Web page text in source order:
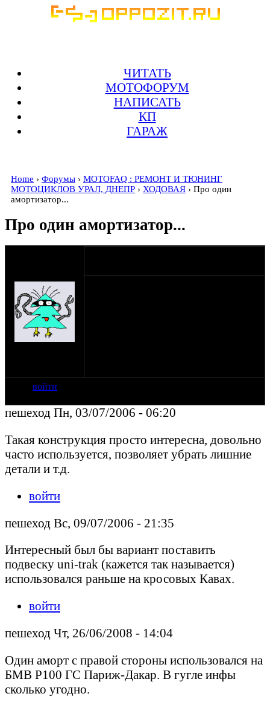
ЧИТАТЬ
МОТОФОРУМ
НАПИСАТЬ
КП
ГАРАЖ
Home › Форумы › MOTOFAQ : РЕМОНТ И ТЮНИНГ
МОТОЦИКЛОВ УРАЛ, ДНЕПР › ХОДОВАЯ › Про один
амортизатор...
Про один амортизатор...
войти
пешеход Пн, 03/07/2006 - 06:20
Такая конструкция просто интересна, довольно
часто используется, позволяет убрать лишние
детали и т.д.
войти
пешеход Вс, 09/07/2006 - 21:35
Интересный был бы вариант поставить
подвеску uni-trak (кажется так называется)
использовался раньше на кросовых Кавах.
войти
пешеход Чт, 26/06/2008 - 14:04
Один аморт с правой стороны использовался на
БМВ Р100 ГС Париж-Дакар. В гугле инфы
сколько угодно.